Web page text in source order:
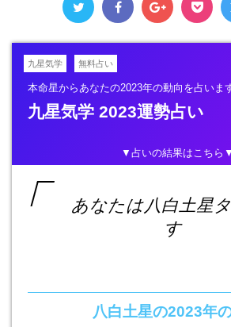
九星気学 無料占い
本命星からあなたの2023年の動向を占いま
九星気学 2023運勢占い
▼占いの結果はこちら▼
あなたは八白土星
す
八白土星の2023年